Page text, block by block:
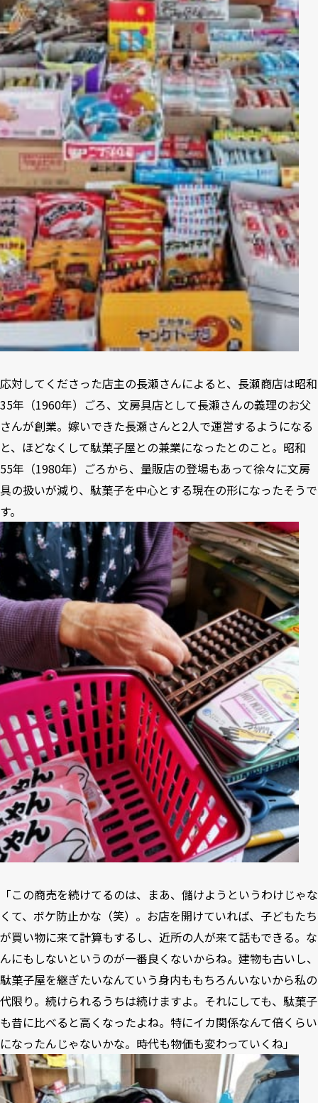
応対してくださった店主の長瀬さんによると、長瀬商店は昭和
35年（1960年）ごろ、文房具店として長瀬さんの義理のお父
さんが創業。嫁いできた長瀬さんと2人で運営するようになる
と、ほどなくして駄菓子屋との兼業になったとのこと。昭和
55年（1980年）ごろから、量販店の登場もあって徐々に文房
具の扱いが減り、駄菓子を中心とする現在の形になったそうで
す。
「この商売を続けてるのは、まあ、儲けようというわけじゃな
くて、ボケ防止かな（笑）。お店を開けていれば、子どもたち
が買い物に来て計算もするし、近所の人が来て話もできる。な
んにもしないというのが一番良くないからね。建物も古いし、
駄菓子屋を継ぎたいなんていう身内ももちろんいないから私の
代限り。続けられるうちは続けますよ。それにしても、駄菓子
も昔に比べると高くなったよね。特にイカ関係なんて倍くらい
になったんじゃないかな。時代も物価も変わっていくね」